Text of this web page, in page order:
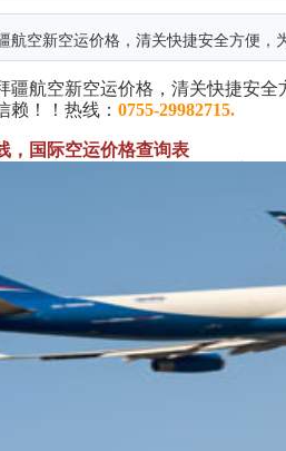
航空新空运价格，清关快捷安全方便，
疆航空新空运价格， 清关快捷安全
赖！！热线： 0755-29982715.
，国际空运价格查询表